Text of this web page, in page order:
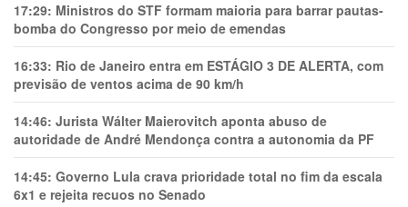
17:29: Ministros do STF formam maioria para barrar pautas-
bomba do Congresso por meio de emendas
16:33: Rio de Janeiro entra em ESTÁGIO 3 DE ALERTA, com
previsão de ventos acima de 90 km/h
14:46: Jurista Wálter Maierovitch aponta abuso de
autoridade de André Mendonça contra a autonomia da PF
14:45: Governo Lula crava prioridade total no fim da escala
6x1 e rejeita recuos no Senado